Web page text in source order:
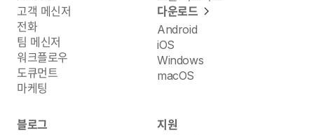
고객 메신저
전화
팀 메신저
워크플로우
도큐먼트
마케팅
다운로드
Android
iOS
Windows
macOS
블로그
지원